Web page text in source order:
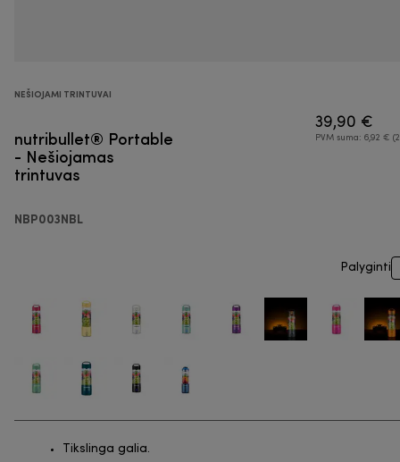
NEŠIOJAMI TRINTUVAI
nutribullet® Portable
- Nešiojamas
trintuvas
NBP003NBL
39,90 €
PVM suma: 6,92 €
Palyginti
Tikslinga galia.